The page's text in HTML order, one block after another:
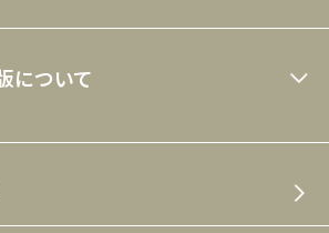
ルーレイ
引法
シーポリシー
について
・ライブラリー